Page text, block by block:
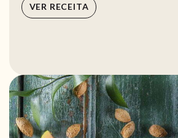
VER RECEITA